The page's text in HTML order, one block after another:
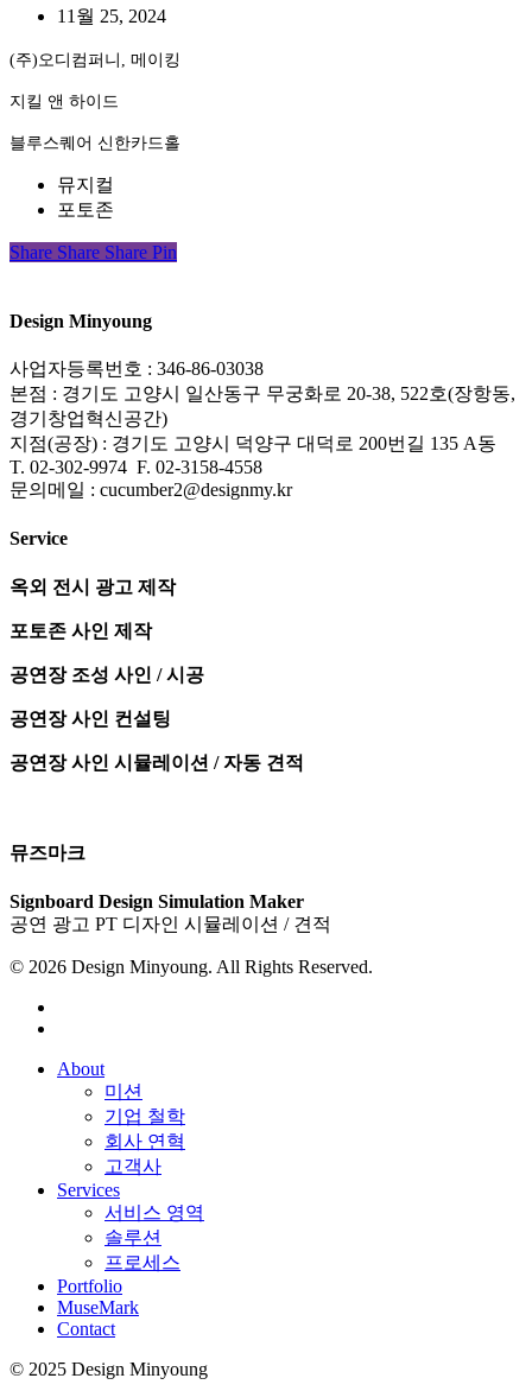
11월 25, 2024
(주)오디컴퍼니, 메이킹
지킬 앤 하이드
블루스퀘어 신한카드홀
뮤지컬
포토존
Share
Share Share Share Pin
Design Minyoung
사업자등록번호 : 346-86-03038
본점 : 경기도 고양시 일산동구 무궁화로 20-38, 522호(장항동,
경기창업혁신공간)
지점(공장) : 경기도 고양시 덕양구 대덕로 200번길 135 A동
T. 02-302-9974 F. 02-3158-4558
문의메일 : cucumber2@designmy.kr
Service
옥외 전시 광고 제작
포토존 사인 제작
공연장 조성 사인 / 시공
공연장 사인 컨설팅
공연장 사인 시뮬레이션 / 자동 견적
뮤즈마크
Signboard Design Simulation Maker
공연 광고 PT 디자인 시뮬레이션 / 견적
© 2026 Design Minyoung. All Rights Reserved.
Close
About
미션
기업 철학
회사 연혁
고객사
Services
서비스 영역
솔루션
프로세스
Portfolio
MuseMark
Contact
© 2025 Design Minyoung